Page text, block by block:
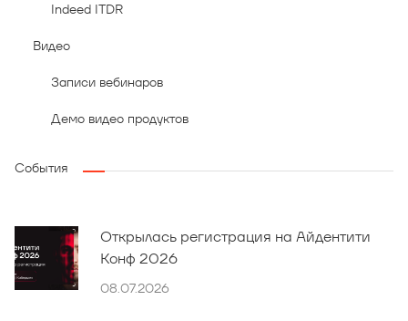
Indeed ITDR
Видео
Записи вебинаров
Демо видео продуктов
События
Открылась регистрация на Айдентити
Конф 2026
08.07.2026